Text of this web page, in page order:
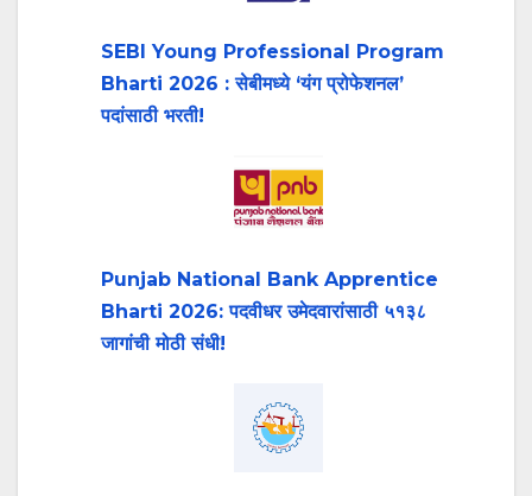
SEBI Young Professional Program
Bharti 2026 : सेबीमध्ये ‘यंग प्रोफेशनल’
पदांसाठी भरती!
Punjab National Bank Apprentice
Bharti 2026: पदवीधर उमेदवारांसाठी ५१३८
जागांची मोठी संधी!